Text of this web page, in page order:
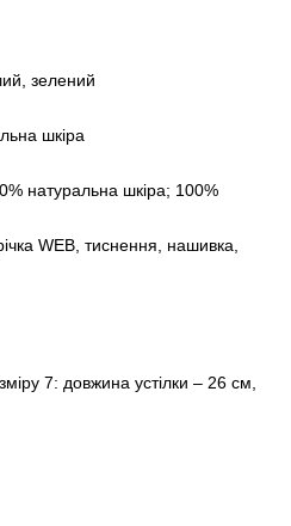
зелений
шкіра
натуральна шкіра; 100%
WEB, тиснення, нашивка,
7: довжина устілки – 26 см,